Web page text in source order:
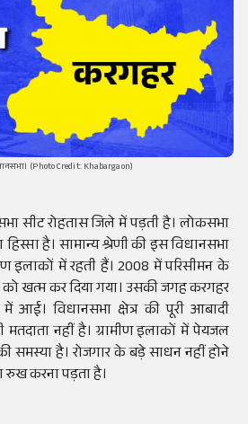
(Photo Credit: Khabargaon)
सीट रोहतास जिले में पड़ती है। लोकसभा
है। सामान्य श्रेणी की इस विधानसभा
इलाकों में रहती हैं। 2008 में परिसीमन के
खत्म कर दिया गया। उसकी जगह करगहर
आई। विधानसभा क्षेत्र की पूरी आबादी
मतदाता नहीं है। ग्रामीण इलाकों में पेयजल
है। रोजगार के बड़े साधन नहीं होने
रुख करना पड़ता है।